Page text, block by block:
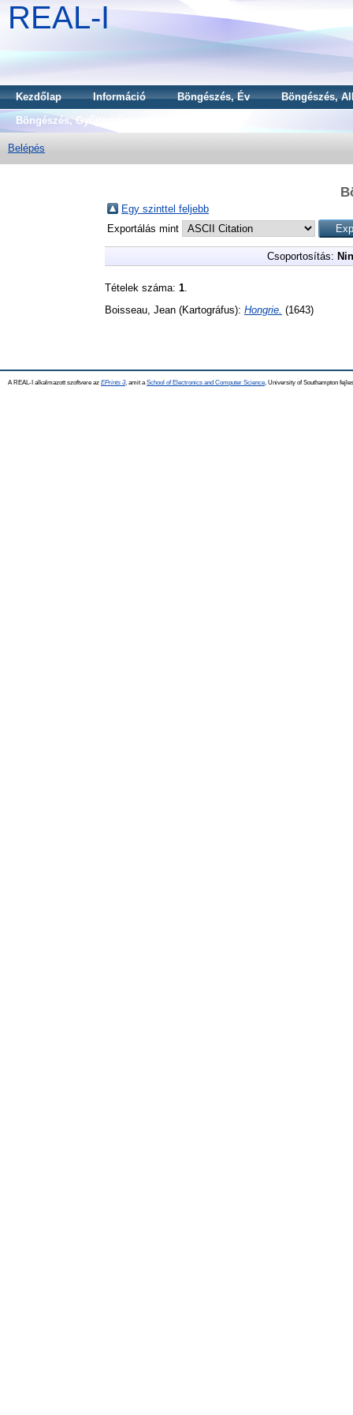
REAL-I
Kezdőlap Információ Böngészés, Év
Böngészés,
Böngészés, Gyűjtemény
Belépés
Egy szinttel feljebb
Exportálás mint
Csoportosítás:
Tételek száma: 1
Boisseau, Jean (Kartográfus): Hongrie. (1643)
A REAL-I alkalmazott szoftvere az EPrints 3, amit a School of Electronics and Computer Science , University of Southampton